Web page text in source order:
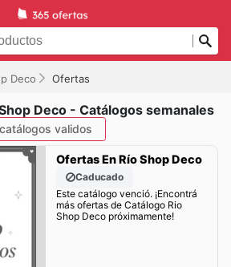
Deco Ofertas
Deco - Catálogos semanales
validos
Ofertas En Río Shop Deco
Caducado
Este catálogo venció. ¡Encontrá
más ofertas de Catálogo Rio
Shop Deco próximamente!